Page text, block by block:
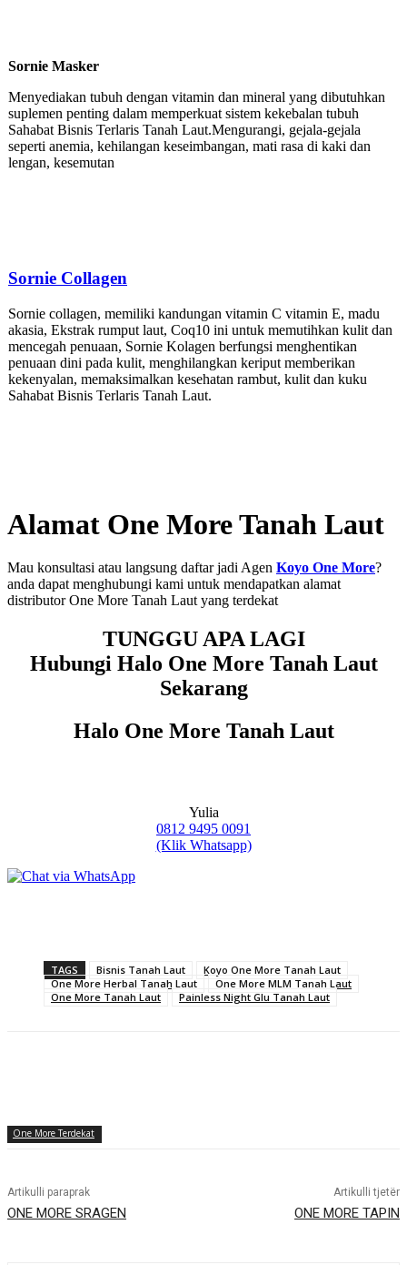
Sornie Masker
Menyediakan tubuh dengan vitamin dan mineral yang dibutuhkan
suplemen penting dalam memperkuat sistem kekebalan tubuh
Sahabat Bisnis Terlaris Tanah Laut.Mengurangi, gejala-gejala
seperti anemia, kehilangan keseimbangan, mati rasa di kaki dan
lengan, kesemutan
Sornie Collagen
Sornie collagen, memiliki kandungan vitamin C vitamin E, madu
akasia, Ekstrak rumput laut, Coq10 ini untuk memutihkan kulit dan
mencegah penuaan, Sornie Kolagen berfungsi menghentikan
penuaan dini pada kulit, menghilangkan keriput memberikan
kekenyalan, memaksimalkan kesehatan rambut, kulit dan kuku
Sahabat Bisnis Terlaris Tanah Laut.
Alamat One More Tanah Laut
Mau konsultasi atau langsung daftar jadi Agen Koyo One More?
anda dapat menghubungi kami untuk mendapatkan alamat
distributor One More Tanah Laut yang terdekat
TUNGGU APA LAGI
Hubungi Halo One More Tanah Laut
Sekarang
Halo One More Tanah Laut
Yulia
0812 9495 0091
(Klik Whatsapp)
TAGS Bisnis Tanah Laut
Koyo One More Tanah Laut
One More Herbal Tanah Laut
One More MLM Tanah Laut
One More Tanah Laut
Painless Night Glu Tanah Laut
One More Terdekat
Artikulli paraprak
ONE MORE SRAGEN
Artikulli tjetër
ONE MORE TAPIN